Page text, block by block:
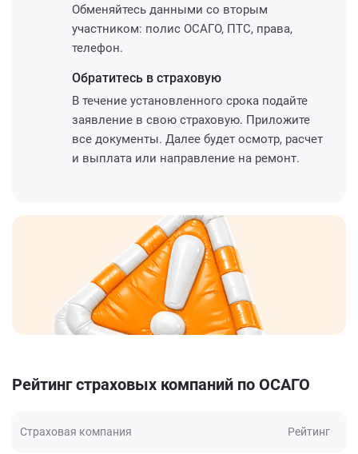
Обменяйтесь данными со вторым
участником: полис ОСАГО, ПТС, права,
телефон.
Обратитесь в страховую
В течение установленного срока подайте
заявление в свою страховую. Приложите
все документы. Далее будет осмотр, расчет
и выплата или направление на ремонт.
Рейтинг страховых компаний по ОСАГО
Страховая компания Рейтинг